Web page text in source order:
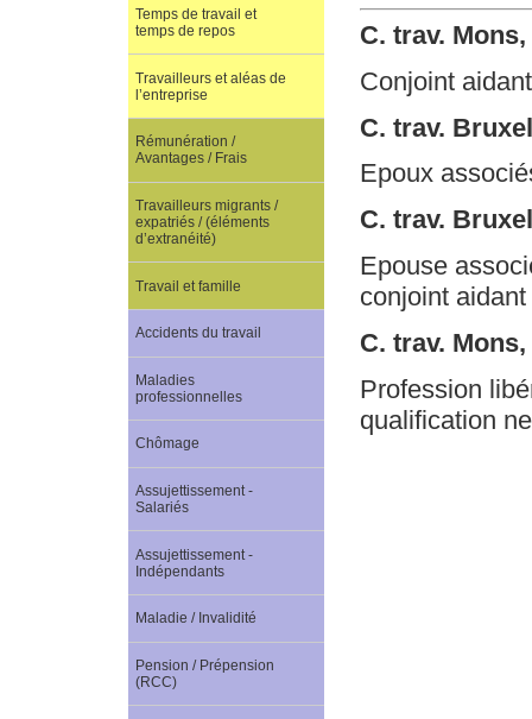
C. trav.
Conjoint
C. trav.
Epoux
C. trav.
Epouse
conjoint
C. trav.
Profession
qualification
Temps de travail et
temps de repos
Travailleurs et aléas de
l’entreprise
Rémunération /
Avantages / Frais
Travailleurs migrants /
expatriés / (éléments
d’extranéité)
Travail et famille
Accidents du travail
Maladies
professionnelles
Chômage
Assujettissement -
Salariés
Assujettissement -
Indépendants
Maladie / Invalidité
Pension / Prépension
(RCC)